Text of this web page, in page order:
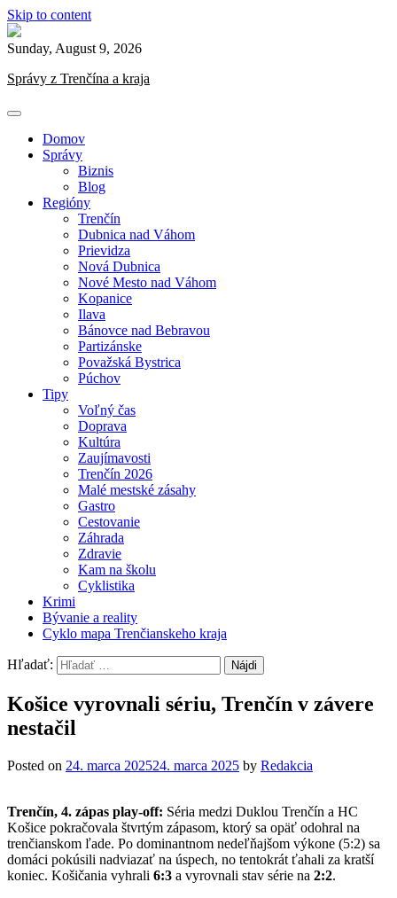
Skip to content
Sunday, August 9, 2026
Správy z Trenčína a kraja
Domov
Správy
Biznis
Blog
Regióny
Trenčín
Dubnica nad Váhom
Prievidza
Nová Dubnica
Nové Mesto nad Váhom
Kopanice
Ilava
Bánovce nad Bebravou
Partizánske
Považská Bystrica
Púchov
Tipy
Voľný čas
Doprava
Kultúra
Zaujímavosti
Trenčín 2026
Malé mestské zásahy
Gastro
Cestovanie
Záhrada
Zdravie
Kam na školu
Cyklistika
Krimi
Bývanie a reality
Cyklo mapa Trenčianskeho kraja
Hľadať:
Košice vyrovnali sériu, Trenčín v závere
nestačil
Posted on 24. marca 202524. marca 2025 by Redakcia
Trenčín, 4. zápas play-off: Séria medzi Duklou Trenčín a HC
Košice pokračovala štvrtým zápasom, ktorý sa opäť odohral na
trenčianskom ľade. Po dominantnom nedeľňajšom výkone (5:2) sa
domáci pokúsili nadviazať na úspech, no tentokrát ťahali za kratší
koniec. Košičania vyhrali 6:3 a vyrovnali stav série na 2:2.